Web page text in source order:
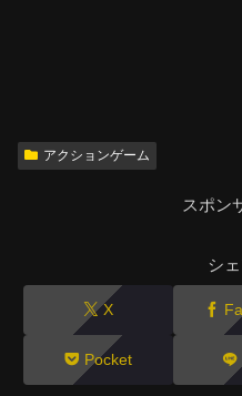
アクションゲーム
スポン
シ
X
Pocket